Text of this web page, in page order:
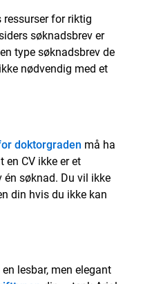
for riktig
søknadsbrev er
type søknadsbrev de
nødvendig med et
doktorgraden må ha
CV ikke er et
én søknad. Du vil ikke
din hvis du ikke kan
lesbar, men elegant